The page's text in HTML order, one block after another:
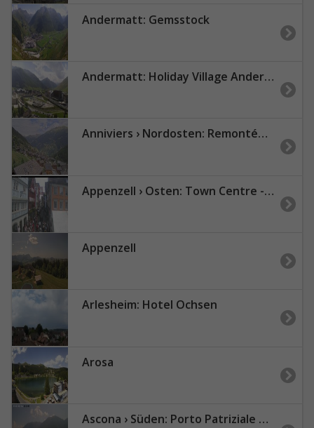
Andermatt: Gemsstock
Andermatt: Holiday Village Andermatt Reuss - Andermatt, Bahnhof - Andermatt Swiss Alps AG - Andermatt Dorf - Urserental
Anniviers › Nordosten: Remontées Mécaniques de Grimentz - Zinal - Le Toûno
Appenzell › Osten: Town Centre - Rathaus
Appenzell
Arlesheim: Hotel Ochsen
Arosa
Ascona › Süden: Porto Patriziale Ascona - Gambarogno - Langensee